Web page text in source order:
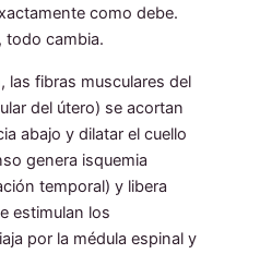
como debe.
todo cambia.
las fibras musculares del
del útero) se acortan
abajo y dilatar el cuello
genera isquemia
temporal) y libera
estimulan los
por la médula espinal y